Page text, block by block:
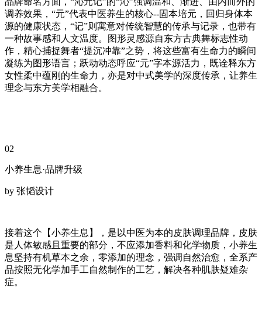
调养效果，“元”代表中医养生的核心--固本培元，回归身体本
源的健康状态，“记”则寓意对传统智慧的传承与记录，也带有
一种故事感和人文温度。图形灵感源自东方古典舞标志性动
作，精心捕捉舞者“提沉冲靠”之势，将这些富有生命力的瞬间
凝练为图形语言；跃动动态呼应“元”字本源活力，既诠释东方
女性柔中蕴刚的生命力，亦是对中式美学的深度传承，让养生
理念与东方美学相融合。
02
小养生息·品牌升级
by 张韬设计
接着这个【小养生息】，是以中医为本的皮肤调理品牌，皮肤
是人体敏感且重要的部分，不应添加香料和化学物质，小养生
息坚持有机草本之余，零添加的理念，强调自然治愈，全系产
品按照无化学加手工自然制作的工艺，解决各种肌肤疑难杂
症。